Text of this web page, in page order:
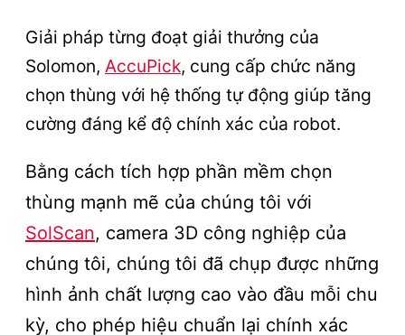
Giải pháp từng đoạt giải thưởng của
Solomon, AccuPick, cung cấp chức năng
chọn thùng với hệ thống tự động giúp tăng
cường đáng kể độ chính xác của robot.
Bằng cách tích hợp phần mềm chọn
thùng mạnh mẽ của chúng tôi với
SolScan, camera 3D công nghiệp của
chúng tôi, chúng tôi đã chụp được những
hình ảnh chất lượng cao vào đầu mỗi chu
kỳ, cho phép hiệu chuẩn lại chính xác